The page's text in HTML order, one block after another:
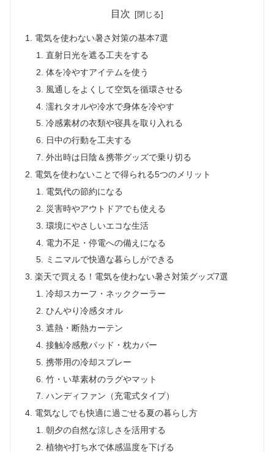
目次
電気を使わない暑さ対策の基本7選
直射日光を遮る工夫をする
体を冷やすアイテムを使う
風通しをよくして空気を循環させる
濡れタオルや冷水で身体を冷やす
冷感素材の衣類や寝具を取り入れる
日中の行動を工夫する
外出時は日陰＆携帯グッズで乗り切る
電気を使わないことで得られる5つのメリット
電気代の節約になる
災害時やアウトドアでも使える
環境にやさしいエコな生活
電力不足・停電への備えになる
ミニマルで快適な暮らしができる
楽天で買える！電気を使わない暑さ対策グッズ7選
冷却スカーフ・ネッククーラー
ひんやり冷感タオル
遮熱・断熱カーテン
接触冷感敷パッド・枕カバー
携帯用の冷却スプレー
竹・い草素材のラグやマット
ハンディファン（充電式タイプ）
電気なしでも快適に過ごせる夏の暮らし方
朝夕の自然な涼しさを活用する
植物や打ち水で体感温度を下げる